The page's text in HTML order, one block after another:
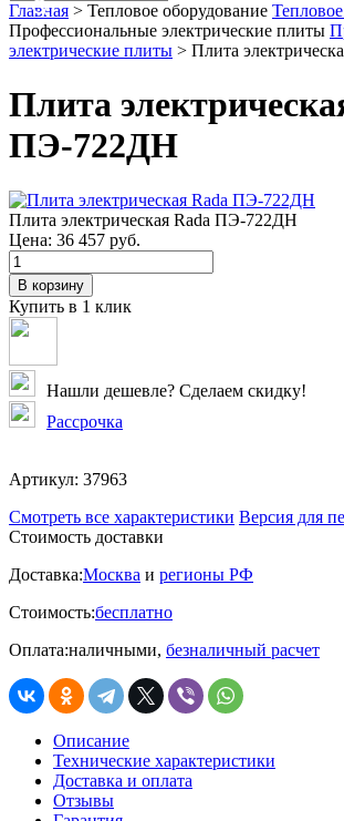
Главная > Тепловое оборудование
Профессиональные электрические плиты
электрические плиты > Плита
Плита
ПЭ-722ДН
Плита электрическая Rada ПЭ-722ДН
Цена: 36 457 руб.
В корзину
Купить в 1 клик
Нашли дешевле? Сделаем скидку!
Рассрочка
Артикул: 37963
Смотреть все характеристики Версия для
Стоимость доставки
Доставка:Москва и регионы РФ
Стоимость:бесплатно
Оплата:наличными, безналичный расчет
Описание
Технические характеристики
Доставка и оплата
Отзывы